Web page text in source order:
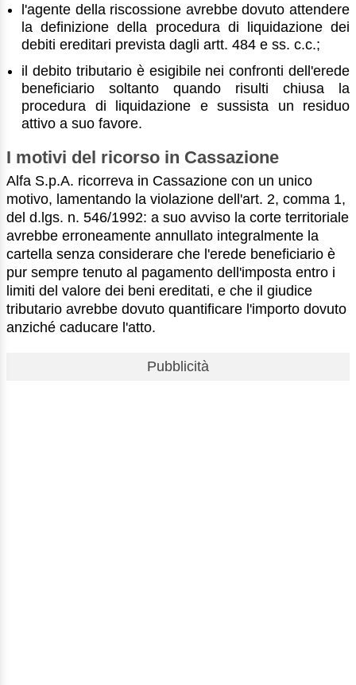
l'agente della riscossione avrebbe dovuto attendere
la definizione della procedura di liquidazione dei
debiti ereditari prevista dagli artt. 484 e ss. c.c.;
il debito tributario è esigibile nei confronti dell'erede
beneficiario soltanto quando risulti chiusa la
procedura di liquidazione e sussista un residuo
attivo a suo favore.
I motivi del ricorso in Cassazione
Alfa S.p.A. ricorreva in Cassazione con un unico
motivo, lamentando la violazione dell'art. 2, comma 1,
del d.lgs. n. 546/1992: a suo avviso la corte territoriale
avrebbe erroneamente annullato integralmente la
cartella senza considerare che l'erede beneficiario è
pur sempre tenuto al pagamento dell'imposta entro i
limiti del valore dei beni ereditati, e che il giudice
tributario avrebbe dovuto quantificare l'importo dovuto
anziché caducare l'atto.
Pubblicità